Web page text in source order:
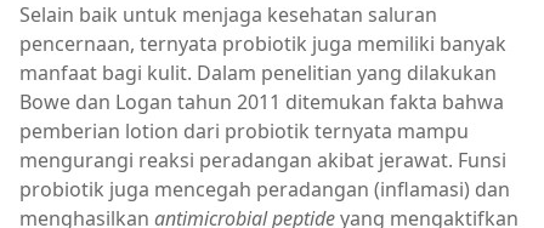
Selain baik untuk menjaga kesehatan saluran
pencernaan, ternyata probiotik juga memiliki banyak
manfaat bagi kulit. Dalam penelitian yang dilakukan
Bowe dan Logan tahun 2011 ditemukan fakta bahwa
pemberian lotion dari probiotik ternyata mampu
mengurangi reaksi peradangan akibat jerawat. Funsi
probiotik juga mencegah peradangan (inflamasi) dan
menghasilkan antimicrobialpeptideyang mengaktifkan